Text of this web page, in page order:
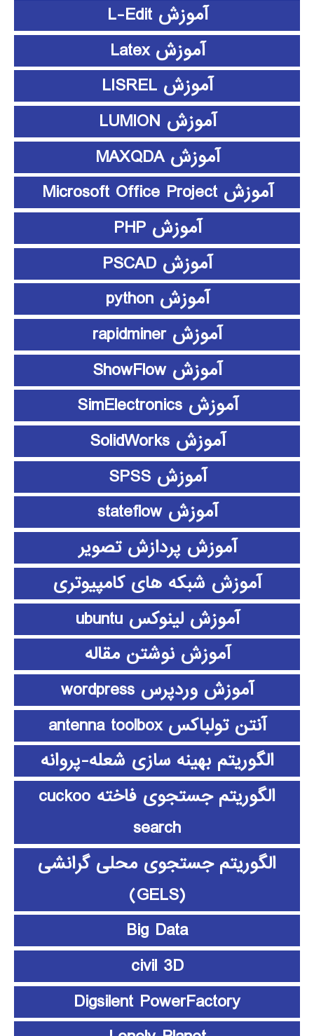
آموزش L-Edit
آموزش Latex
آموزش LISREL
آموزش LUMION
آموزش MAXQDA
آموزش Microsoft Office Project
آموزش PHP
آموزش PSCAD
آموزش python
آموزش rapidminer
آموزش ShowFlow
آموزش SimElectronics
آموزش SolidWorks
آموزش SPSS
آموزش stateflow
آموزش پردازش تصویر
آموزش شبکه های کامپیوتری
آموزش لینوکس ubuntu
آموزش نوشتن مقاله
آموزش وردپرس wordpress
آنتن تولباکس antenna toolbox
الگوریتم بهینه سازی شعله-پروانه
الگوریتم جستجوی فاخته cuckoo
search
الگوریتم جستجوی محلی گرانشی
(GELS)
Big Data
civil 3D
Digsilent PowerFactory